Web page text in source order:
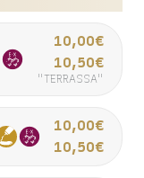
10,00€
10,50€
"TERRASSA"
10,00€
10,50€